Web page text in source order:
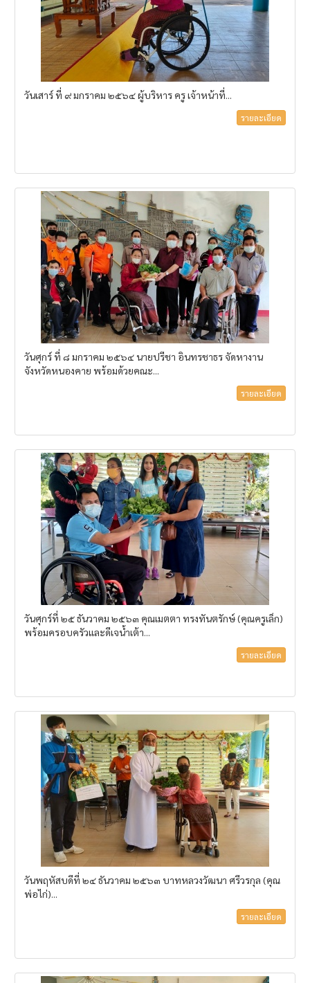
วันเสาร์ ที่ ๙ มกราคม ๒๕๖๔ ผู้บริหาร ครู เจ้าหน้าที่...
รายละเอียด
วันศุกร์ ที่ ๘ มกราคม ๒๕๖๔ นายปรีชา อินทรชาธร จัดหางาน
จังหวัดหนองคาย พร้อมด้วยคณะ...
รายละเอียด
วันศุกร์ที่ ๒๕ ธันวาคม ๒๕๖๓ คุณเมตตา ทรงทันตรักษ์ (คุณครูเล็ก)
พร้อมครอบครัวและดีเจน้ำเต้า...
รายละเอียด
วันพฤหัสบดีที่ ๒๔ ธันวาคม ๒๕๖๓ บาทหลวงวัฒนา ศรีวรกุล (คุณ
พ่อไก่)...
รายละเอียด